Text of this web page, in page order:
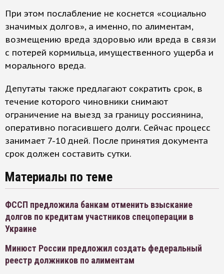
При этом послабление не коснется «социально
значимых долгов», а именно, по алиментам,
возмещению вреда здоровью или вреда в связи
с потерей кормильца, имущественного ущерба и
морального вреда.
Депутаты также предлагают сократить срок, в
течение которого чиновники снимают
ограничение на выезд за границу россиянина,
оперативно погасившего долги. Сейчас процесс
занимает 7-10 дней. После принятия документа
срок должен составить сутки.
Материалы по теме
ФССП предложила банкам отменить взыскание
долгов по кредитам участников спецоперации в
Украине
Минюст России предложил создать федеральный
реестр должников по алиментам